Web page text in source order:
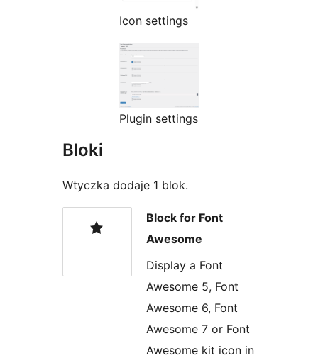
Icon settings
Plugin settings
Bloki
Wtyczka dodaje 1 blok.
Block for Font
Awesome
Display a Font
Awesome 5, Font
Awesome 6, Font
Awesome 7 or Font
Awesome kit icon in